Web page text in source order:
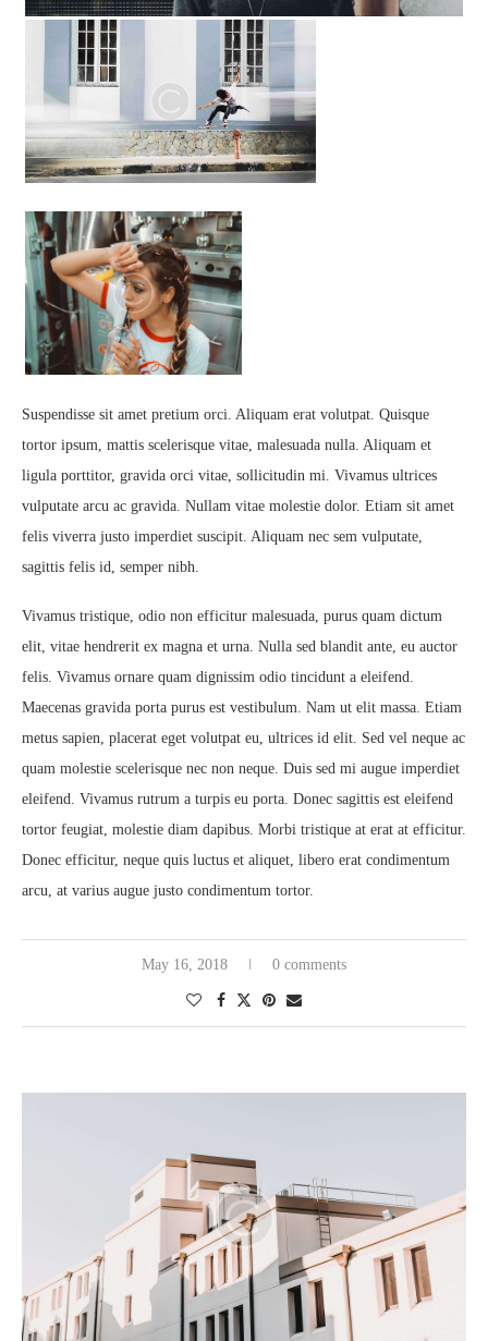
Suspendisse sit amet pretium orci. Aliquam erat volutpat. Quisque
tortor ipsum, mattis scelerisque vitae, malesuada nulla. Aliquam et
ligula porttitor, gravida orci vitae, sollicitudin mi. Vivamus ultrices
vulputate arcu ac gravida. Nullam vitae molestie dolor. Etiam sit amet
felis viverra justo imperdiet suscipit. Aliquam nec sem vulputate,
sagittis felis id, semper nibh.
Vivamus tristique, odio non efficitur malesuada, purus quam dictum
elit, vitae hendrerit ex magna et urna. Nulla sed blandit ante, eu auctor
felis. Vivamus ornare quam dignissim odio tincidunt a eleifend.
Maecenas gravida porta purus est vestibulum. Nam ut elit massa. Etiam
metus sapien, placerat eget volutpat eu, ultrices id elit. Sed vel neque ac
quam molestie scelerisque nec non neque. Duis sed mi augue imperdiet
eleifend. Vivamus rutrum a turpis eu porta. Donec sagittis est eleifend
tortor feugiat, molestie diam dapibus. Morbi tristique at erat at efficitur.
Donec efficitur, neque quis luctus et aliquet, libero erat condimentum
arcu, at varius augue justo condimentum tortor.
May 16, 2018 0 comments